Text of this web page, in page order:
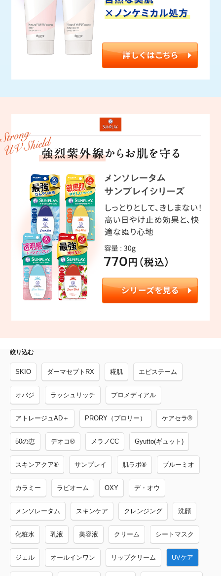
絞り込む
SKIO ダーマセプトRX 糀肌 エピステーム
オバジ ラッシュリッチ プロメディアル
アトレージュAD＋ PRORY（プロリー） ケアセラ®
50の恵 デオコ® メラノCC Gyutto(ギュット)
スキンアクア® サンプレイ 肌ラボ® ブルーミオ
カラミー ラビオーム OXY デ・オウ
メンソレータム スキンケア クレンジング 洗顔
化粧水 乳液 美容液 クリーム シートマスク
ジェル オールインワン リップクリーム UVケア